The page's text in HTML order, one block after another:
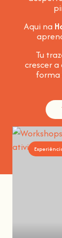
Aqui na
Tu
crescer
forma